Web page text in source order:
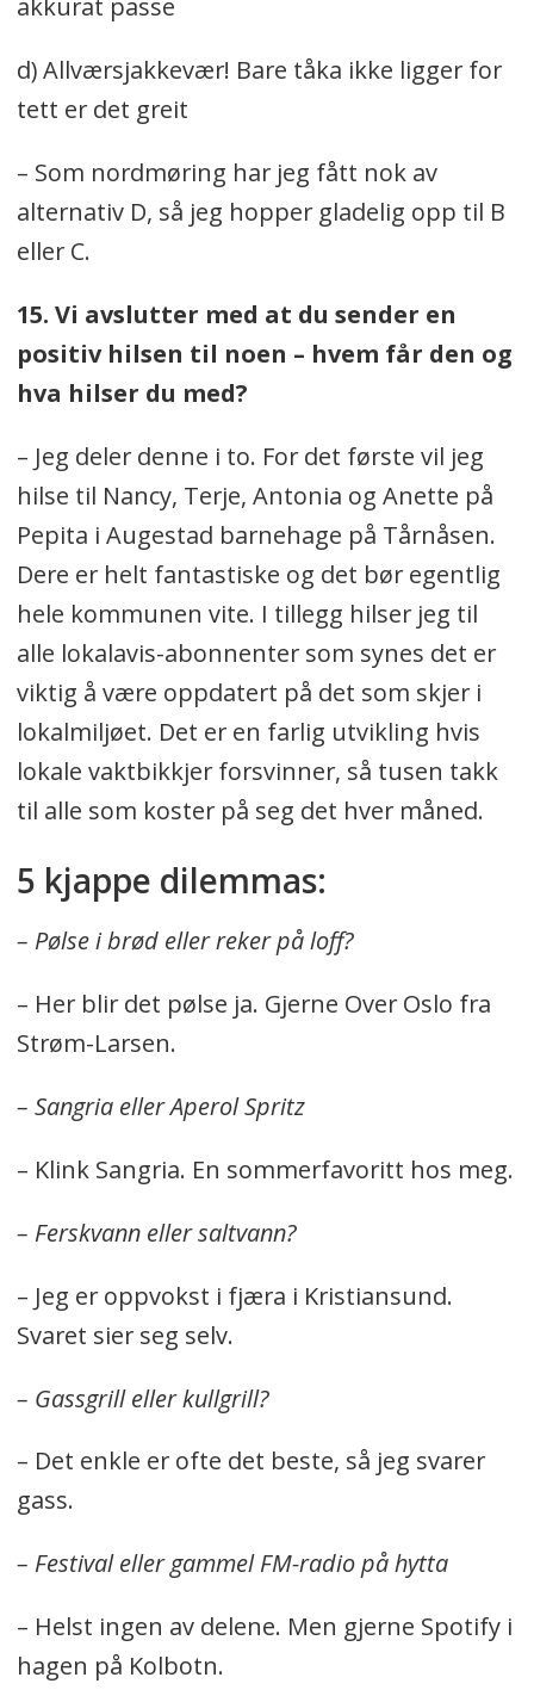
akkurat passe
d) Allværsjakkevær! Bare tåka ikke ligger for
tett er det greit
– Som nordmøring har jeg fått nok av
alternativ D, så jeg hopper gladelig opp til B
eller C.
15. Vi avslutter med at du sender en
positiv hilsen til noen – hvem får den og
hva hilser du med?
– Jeg deler denne i to. For det første vil jeg
hilse til Nancy, Terje, Antonia og Anette på
Pepita i Augestad barnehage på Tårnåsen.
Dere er helt fantastiske og det bør egentlig
hele kommunen vite. I tillegg hilser jeg til
alle lokalavis-abonnenter som synes det er
viktig å være oppdatert på det som skjer i
lokalmiljøet. Det er en farlig utvikling hvis
lokale vaktbikkjer forsvinner, så tusen takk
til alle som koster på seg det hver måned.
5 kjappe dilemmas:
– Pølse i brød eller reker på loff?
– Her blir det pølse ja. Gjerne Over Oslo fra
Strøm-Larsen.
– Sangria eller Aperol Spritz
– Klink Sangria. En sommerfavoritt hos meg.
– Ferskvann eller saltvann?
– Jeg er oppvokst i fjæra i Kristiansund.
Svaret sier seg selv.
– Gassgrill eller kullgrill?
– Det enkle er ofte det beste, så jeg svarer
gass.
– Festival eller gammel FM-radio på hytta
– Helst ingen av delene. Men gjerne Spotify i
hagen på Kolbotn.